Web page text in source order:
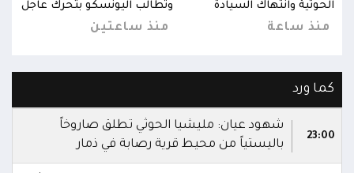
الحوثية وانتهاك السيادة
منذ ساعة
وتطالب اليونسكو بتحرك عاجل
منذ ساعتين
كما ورد
23:00
شهود عيان: مليشيا الحوثي تطلق صاروخاً
باليستياً من محيط قرية رصابة في ذمار